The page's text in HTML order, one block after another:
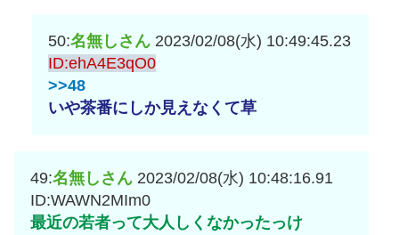
50:名無しさん 2023/02/08(水) 10:49:45.23
ID:ehA4E3qO0
>>48
いや茶番にしか見えなくて草
49:名無しさん 2023/02/08(水) 10:48:16.91
ID:WAWN2MIm0
最近の若者って大人しくなかったっけ